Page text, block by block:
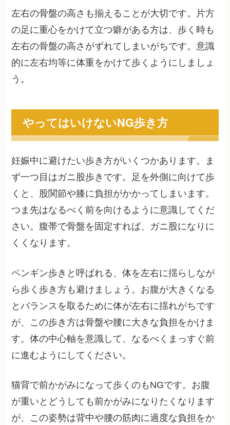
左右の骨盤の高さも揃えることが大切です。片方
の足に重心をかけて立つ癖がある方は、歩く時も
左右の骨盤の高さがずれてしまいがちです。意識
的に左右均等に体重をかけて歩くようにしましょ
う。
やってはいけないNG歩き方
妊娠中に避けたい歩き方がいくつかあります。ま
ず一つ目はガニ股歩きです。足を外側に向けて歩
くと、股関節や膝に負担がかかってしまいます。
つま先はなるべく前を向けるように意識してくだ
さい。腹帯で骨盤を固定すれば、ガニ股になりに
くくなります。
ペンギン歩きと呼ばれる、体を左右に揺らしなが
ら歩く歩き方も避けましょう。お腹が大きくなる
とバランスを取るために体が左右に揺れがちです
が、この歩き方は骨盤や腰に大きな負担をかけま
す。体の中心軸を意識して、なるべくまっすぐ前
に進むようにしてください。
猫背で前かがみになって歩くのもNGです。お腹
が重いとどうしても前かがみになりたくなります
が、この姿勢は背中や腰の筋肉に過度な負担をか